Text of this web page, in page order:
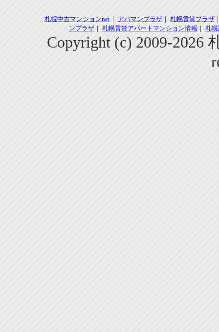
札幌中古マンションnet｜ アパマンプラザ｜ 札幌賃貸プラザ
ンプラザ｜ 札幌賃貸アパートマンション情報 ｜ 札
Copyright (c) 2009-2026